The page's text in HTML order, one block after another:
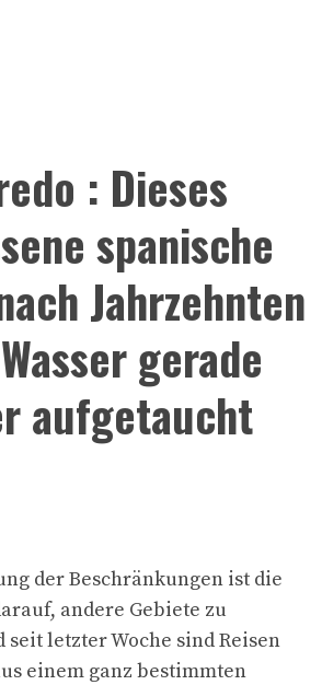
: Dieses
spanische
Jahrzehnten
gerade
aufgetaucht
der Beschränkungen ist die
andere Gebiete zu
seit letzter Woche sind Reisen
einem ganz bestimmten